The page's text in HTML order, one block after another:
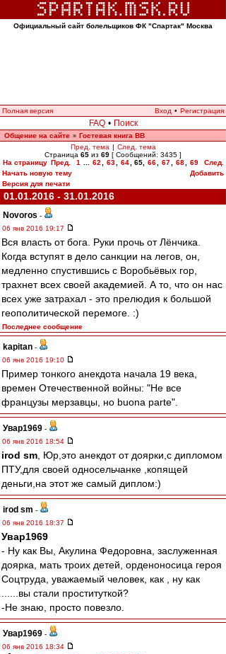
Официальный сайт болельщиков ФК "Спартак" Москва
Полная версия Вход • Регистрация
FAQ • Поиск
Общение на сайте » Гостевая книга ВВ
Пред. тема | След. тема
Страница 65 из 69 [ Сообщений: 3435 ]
На страницу Пред. 1 62 63 64 65, 66 67 68 69
След.
Начать новую тему
Добавить
Версия для печати
01.01.2016 - 31.01.2016
Novoros -
06 янв 2016 19:17
Вся власть от бога. Руки прочь от Лёнчика.
Когда вступят в дело санкции на легов, он,
медленно спустившись с Воробьёвых гор,
трахнет всех своей академией. А то, что он нас
всех уже затрахал - это прелюдия к большой
геополитической перемоге. :)
Последнее сообщение
kapitan -
06 янв 2016 19:10
Пример тонкого анекдота начала 19 века,
времен Отечественной войны: "Не все
французы мерзавцы, но buona parte".
Увар1969 -
06 янв 2016 18:54
irod sm , Юр,это анекдот от доярки,с дипломом
ПТУ,для своей односельчанке ,копящей
деньги,на этот же самый диплом:)
irod sm -
06 янв 2016 18:37
Увар1969
- Ну как Вы, Акулина Федоровна, заслуженная
доярка, мать троих детей, орденоносица героя
Соцтруда, уважаемый человек, как , ну как
......вы стали проституткой?
-Не знаю, просто повезло.
Увар1969 -
06 янв 2016 18:34